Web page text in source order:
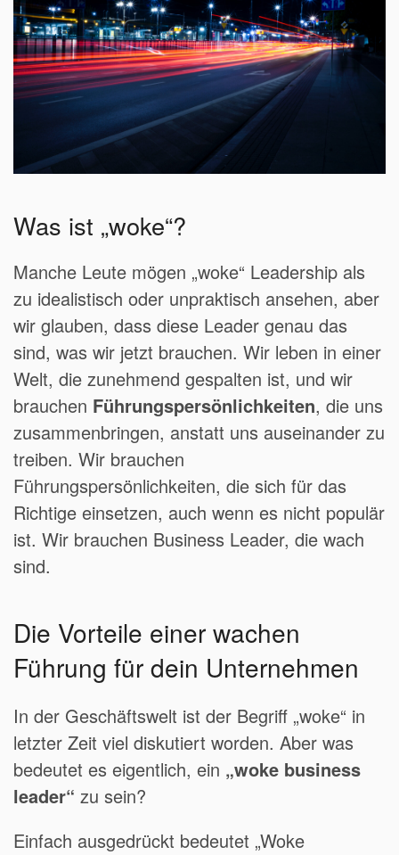
Was ist „woke“?
Manche Leute mögen „woke“ Leadership als
zu idealistisch oder unpraktisch ansehen, aber
wir glauben, dass diese Leader genau das
sind, was wir jetzt brauchen. Wir leben in einer
Welt, die zunehmend gespalten ist, und wir
brauchen Führungspersönlichkeiten, die uns
zusammenbringen, anstatt uns auseinander zu
treiben. Wir brauchen
Führungspersönlichkeiten, die sich für das
Richtige einsetzen, auch wenn es nicht populär
ist. Wir brauchen Business Leader, die wach
sind.
Die Vorteile einer wachen
Führung für dein Unternehmen
In der Geschäftswelt ist der Begriff „woke“ in
letzter Zeit viel diskutiert worden. Aber was
bedeutet es eigentlich, ein „woke business
leader“ zu sein?
Einfach ausgedrückt bedeutet „Woke